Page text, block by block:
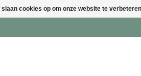
slaan cookies op om onze website te